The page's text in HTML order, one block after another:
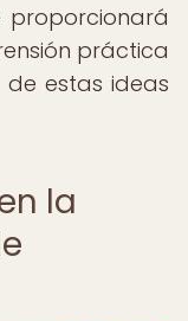
proporcionará
práctica
estas ideas
la